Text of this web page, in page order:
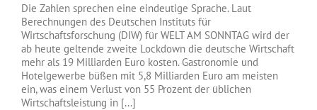
zerstört
unsere
Wirtschaft
+++
Die Zahlen sprechen eine eindeutige Sprache. Laut
Berechnungen des Deutschen Instituts für
Wirtschaftsforschung (DIW) für WELT AM SONNTAG wird der
ab heute geltende zweite Lockdown die deutsche Wirtschaft
mehr als 19 Milliarden Euro kosten. Gastronomie und
Hotelgewerbe büßen mit 5,8 Milliarden Euro am meisten
ein, was einem Verlust von 55 Prozent der üblichen
Wirtschaftsleistung in [...]